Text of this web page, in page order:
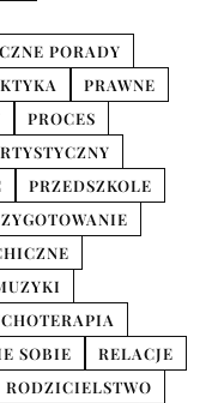
PORADY
PRAWNE
PROCES
PRZEDSZKOLE
SOBIE
RELACJE
RODZICIELSTWO